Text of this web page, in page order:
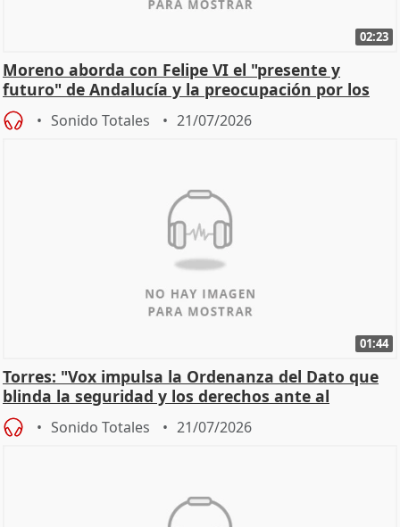
02:23
Moreno aborda con Felipe VI el "presente y
futuro" de Andalucía y la preocupación por los
incendios
Sonido Totales 21/07/2026
01:44
Torres: "Vox impulsa la Ordenanza del Dato que
blinda la seguridad y los derechos ante al
control"
Sonido Totales 21/07/2026